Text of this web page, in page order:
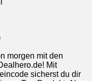
morgen mit den
Mit
sicherst du dir